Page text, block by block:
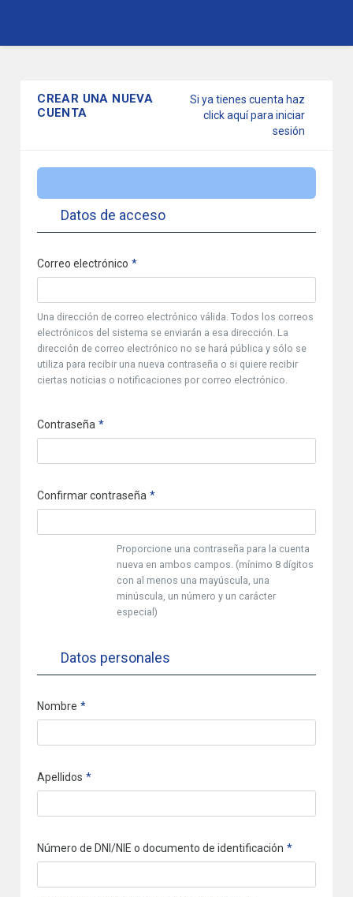
principalCREAR UNA NUEVA
CUENTA
Si ya tienes cuenta haz
click aquí para iniciar
sesión
Datos de acceso
Correo electrónico
Una dirección de correo electrónico válida. Todos los correos
electrónicos del sistema se enviarán a esa dirección. La
dirección de correo electrónico no se hará pública y sólo se
utiliza para recibir una nueva contraseña o si quiere recibir
ciertas noticias o notificaciones por correo electrónico.
Contraseña
Confirmar contraseña
Proporcione una contraseña para la cuenta
nueva en ambos campos. (mínimo 8 dígitos
con al menos una mayúscula, una
minúscula, un número y un carácter
especial)
Datos personales
Nombre
Apellidos
Número de DNI/NIE o documento de identificación